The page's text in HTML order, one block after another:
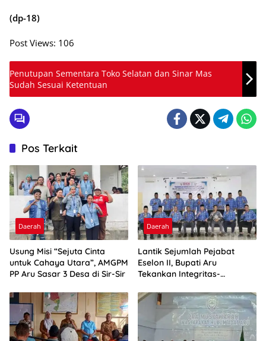
(dp-18)
Post Views: 106
Penutupan Sementara Toko Selatan dan Sinar Mas
Sudah Sesuai Ketentuan
Pos Terkait
Daerah
Usung Misi “Sejuta Cinta
untuk Cahaya Utara”, AMGPM
PP Aru Sasar 3 Desa di Sir-Sir
Daerah
Lantik Sejumlah Pejabat
Eselon II, Bupati Aru
Tekankan Integritas-